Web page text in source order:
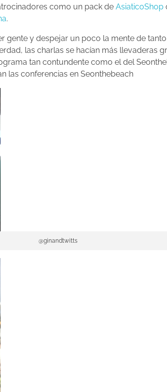
como un pack deAsiaticoShop
.
gente y despejar un poco la mente de tanto
las charlas se hacían más llevaderas
tan contundente como el del
las conferencias en Seonthebeach
@ginandtwitts